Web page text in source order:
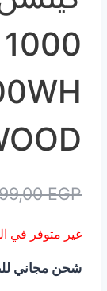
EGP
غير متوفر في
شحن مجاني